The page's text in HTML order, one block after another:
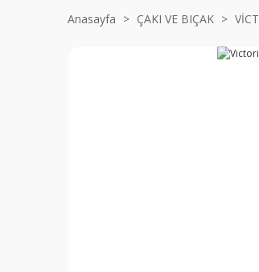
Anasayfa ÇAKI VE BIÇAK